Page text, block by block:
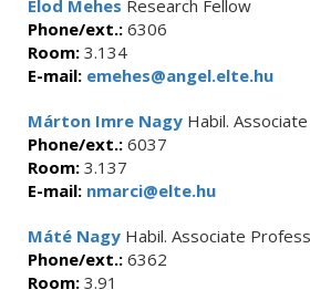
Elod Mehes Research Fellow
Phone/ext.: 6306
Room: 3.134
E-mail: emehes@angel.elte.hu
Márton Imre Nagy Habil.
Phone/ext.: 6037
Room: 3.137
E-mail: nmarci@elte.hu
Máté Nagy Habil. Associate
Phone/ext.: 6362
Room: 3.91